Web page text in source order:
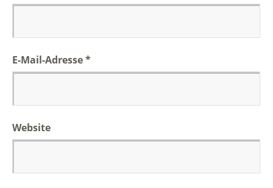
E-Mail-Adresse*
Website